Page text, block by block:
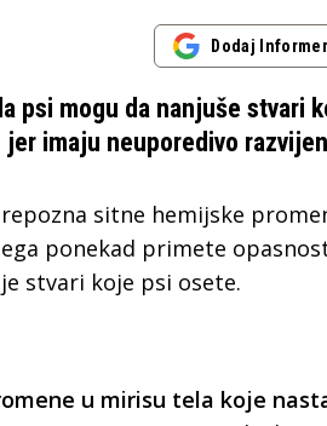
Dodaj
psi mogu da nanjuše stvari
imaju neuporedivo
sitne hemijske
ponekad primete
stvari koje psi osete.
u mirisu tela koje